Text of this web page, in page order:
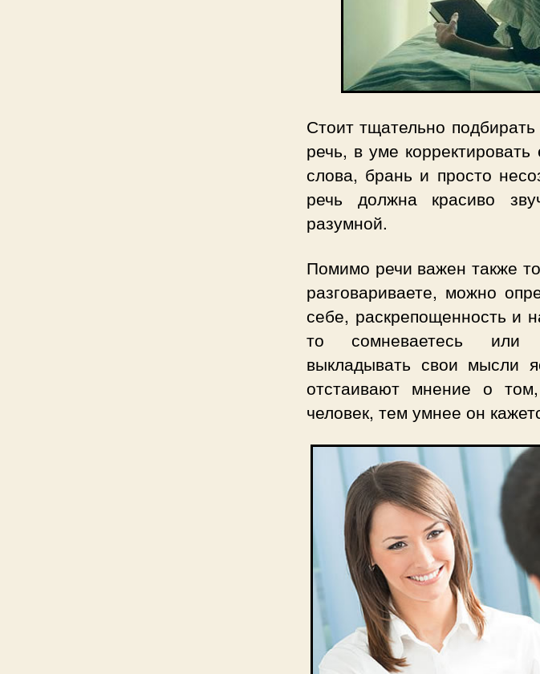
Стоит тщательно
речь, в уме
слова, брань и просто
речь должна красиво
разумной.
Помимо речи важен также
разговариваете, можно
себе, раскрепощенность и
то сомневаетесь или
выкладывать свои мысли
отстаивают мнение о
человек, тем умнее он